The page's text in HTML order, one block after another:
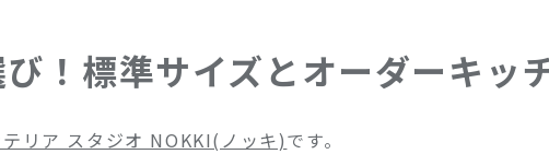
！標準サイズとオーダーキッ
リア スタジオ NOKKI(ノッキ)です。